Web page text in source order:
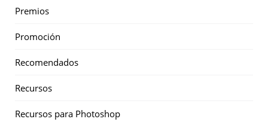
Premios
Promoción
Recomendados
Recursos
Recursos para Photoshop